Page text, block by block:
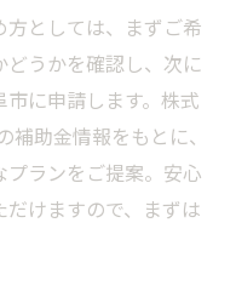
としては、まずご希
うかを確認し、次に
に申請します。株式
助金情報をもとに、
ランをご提案。安心
けますので、まずは